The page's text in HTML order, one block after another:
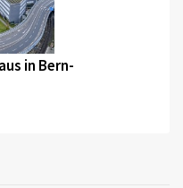
in Bern-